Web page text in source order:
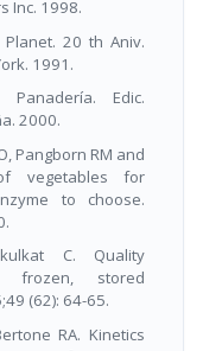
Inc. 1998.
20 th Aniv.
1991.
Edic.
2000.
Pangborn RM and
vegetables for
to choose.
C. Quality
frozen, stored
(62): 64-65.
RA. Kinetics